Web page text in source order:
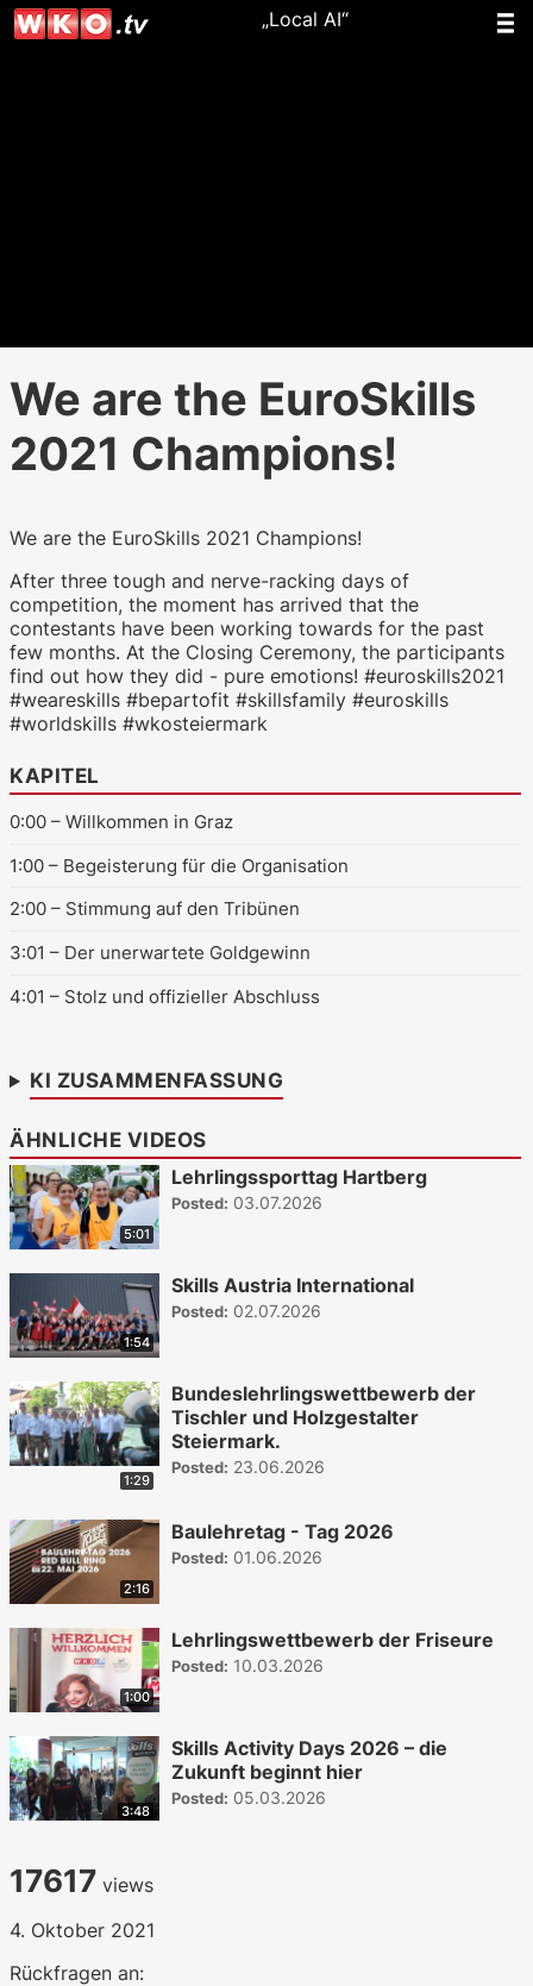
„Local AI“
We are the EuroSkills
2021 Champions!
We are the EuroSkills 2021 Champions!
After three tough and nerve-racking days of
competition, the moment has arrived that the
contestants have been working towards for the past
few months. At the Closing Ceremony, the participants
find out how they did - pure emotions! #euroskills2021
#weareskills #bepartofit #skillsfamily #euroskills
#worldskills #wkosteiermark
KAPITEL
0:00 – Willkommen in Graz
1:00 – Begeisterung für die Organisation
2:00 – Stimmung auf den Tribünen
3:01 – Der unerwartete Goldgewinn
4:01 – Stolz und offizieller Abschluss
KI ZUSAMMENFASSUNG
ÄHNLICHE VIDEOS
5:01
Lehrlingssporttag Hartberg
Posted: 03.07.2026
1:54
Skills Austria International
Posted: 02.07.2026
1:29
Bundeslehrlingswettbewerb der
Tischler und Holzgestalter
Steiermark.
Posted: 23.06.2026
2:16
Baulehretag - Tag 2026
Posted: 01.06.2026
1:00
Lehrlingswettbewerb der Friseure
Posted: 10.03.2026
3:48
Skills Activity Days 2026 – die
Zukunft beginnt hier
Posted: 05.03.2026
17617 views
4. Oktober 2021
Rückfragen an:
WKO.tv KI (lokales LLM gemma-4-
26b-a4b-it, Blackwell)